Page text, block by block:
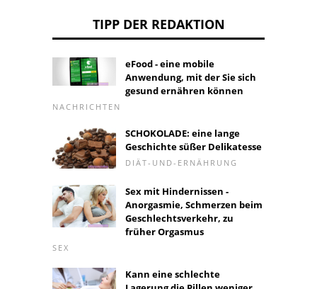
TIPP DER REDAKTION
eFood - eine mobile
Anwendung, mit der Sie sich
gesund ernähren können
NACHRICHTEN
SCHOKOLADE: eine lange
Geschichte süßer Delikatesse
DIÄT-UND-ERNÄHRUNG
Sex mit Hindernissen -
Anorgasmie, Schmerzen beim
Geschlechtsverkehr, zu
früher Orgasmus
SEX
Kann eine schlechte